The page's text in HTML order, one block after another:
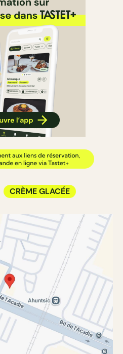
CRÈME GLACÉE